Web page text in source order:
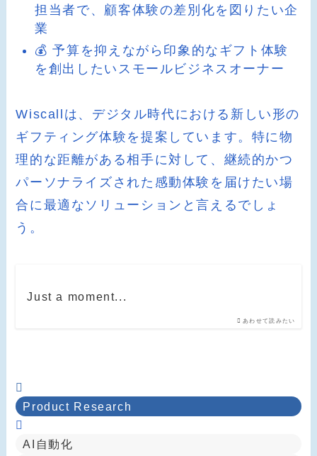
担当者で、顧客体験の差別化を図りたい企
業
💰 予算を抑えながら印象的なギフト体験
を創出したいスモールビジネスオーナー
Wiscallは、デジタル時代における新しい形の
ギフティング体験を提案しています。特に物
理的な距離がある相手に対して、継続的かつ
パーソナライズされた感動体験を届けたい場
合に最適なソリューションと言えるでしょ
う。
あわせて読みたい
Just a moment...
Product Research
AI自動化